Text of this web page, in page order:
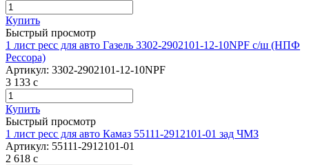
Купить
Быстрый просмотр
1 лист ресс для авто Газель 3302-2902101-12-10NPF с/ш (НПФ
Рессора)
Артикул: 3302-2902101-12-10NPF
3 133 c
Купить
Быстрый просмотр
1 лист ресс для авто Камаз 55111-2912101-01 зад ЧМЗ
Артикул: 55111-2912101-01
2 618 c